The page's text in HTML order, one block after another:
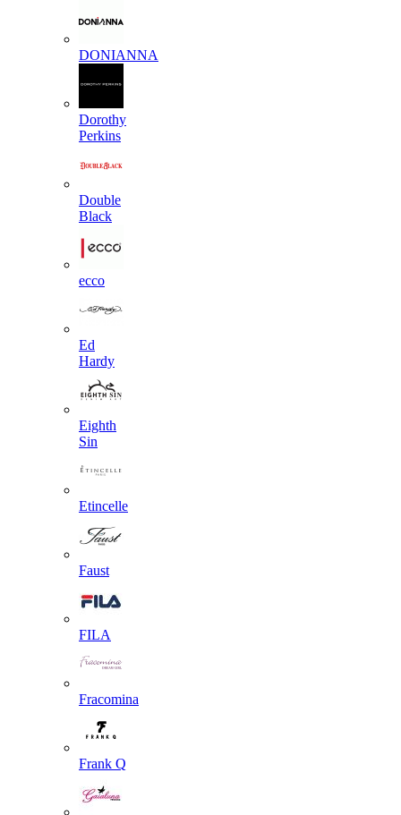
DONIANNA
Dorothy
Perkins
Double
Black
ecco
Ed
Hardy
Eighth
Sin
Etincelle
Faust
FILA
Fracomina
Frank Q